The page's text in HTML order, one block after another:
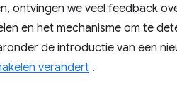
ontvingen we veel feedback
en het mechanisme om te
de introductie van een
verandert .